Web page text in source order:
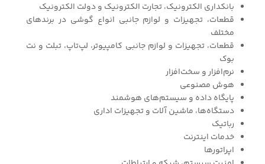
بانکداری الکترونیک، تجارت الکترونیک و دولت الکترونیک
قطعات، تجهیزات و لوازم جانبی انواع گوشی در برندهای
مختلف
قطعات، تجهیزات و لوازم جانبی کامپیوتر، لپ‌تاپ، تبلت و نت
بوک
نرم‌افزار و سخت‌افزار
هوش مصنوعی
پایگاه داده و سیستم‌های هوشمند
دستگاه‌ها، ماشین آلات و تجهیزات اداری
رباتیک
خدمات اینترنت
اپراتورها